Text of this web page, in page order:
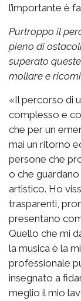
l’importante è
Purtroppo il
pieno di
superato
mollare e
«Il percorso di
complesso e
che per un
mai un ritorno
persone che
o che
artistico. Ho
trasparenti,
presentano
Quello che mi
la musica è la
professionale
insegnato a
meglio il mio